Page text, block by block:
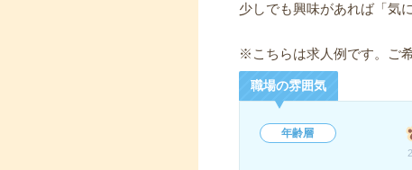
少しでも興味があれば「気
※こちらは求人例です。ご
職場の雰囲気
年齢層